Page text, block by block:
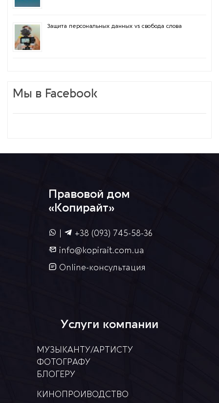
Защита персональных данных vs свобода слова
Мы в Facebook
Правовой дом
«Копирайт»
+38 (093) 745-58-36
info@kopirait.com.ua
Online-консультация
Услуги компании
МУЗЫКАНТУ/АРТИСТУ
ФОТОГРАФУ
БЛОГЕРУ
КИНОПРОИВОДСТВО